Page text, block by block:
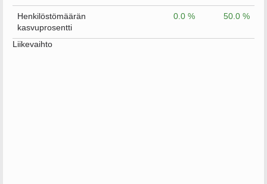
Henkilöstömäärän
kasvuprosentti
0.0 % 50.0 %
Liikevaihto